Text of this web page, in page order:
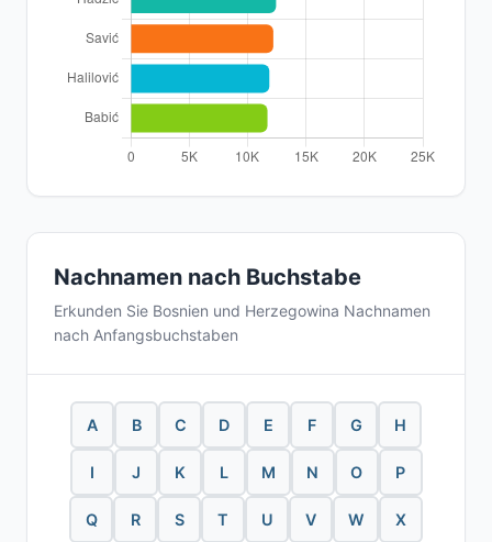
Nachnamen nach Buchstabe
Erkunden Sie Bosnien und Herzegowina Nachnamen
nach Anfangsbuchstaben
A B C D E F G H
I J K L M N O P
Q R S T U V W X